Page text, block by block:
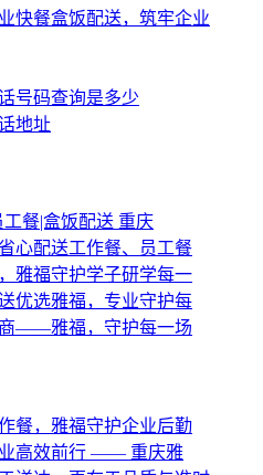
快餐盒饭配送，筑牢企业
号码查询是多少
地址
餐|盒饭配送 重庆
心配送工作餐、员工餐
雅福守护学子研学每一
优选雅福，专业守护每
——雅福，守护每一场
餐，雅福守护企业后勤
高效前行 —— 重庆雅